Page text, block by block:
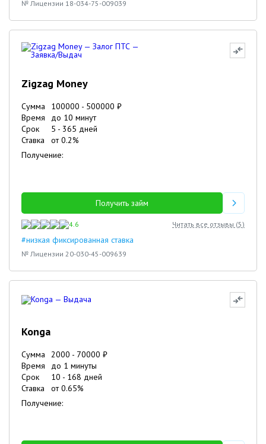
Zigzag Money
Сумма 100000 - 500000 ₽
Время
до 10 минут
Срок
5 - 365 дней
Ставка
от0.2%
Получение:
Получить займ
4.6 Читать все отзывы (5)
#низкая фиксированная ставка
№ Лицензии 20-030-45-009639
Konga
Сумма 2000 - 70000 ₽
Время
до 1 минуты
Срок
10 - 168 дней
Ставка
от0.65%
Получение:
№ Лицензии 18-034-75-009039